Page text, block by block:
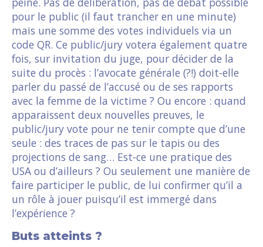
pour le public (il faut trancher en une minute)
mais une somme des votes individuels via un
code QR. Ce public/jury votera également quatre
fois, sur invitation du juge, pour décider de la
suite du procès : l’avocate générale (?!) doit-elle
parler du passé de l’accusé ou de ses rapports
avec la femme de la victime ? Ou encore : quand
apparaissent deux nouvelles preuves, le
public/jury vote pour ne tenir compte que d’une
seule : des traces de pas sur le tapis ou des
projections de sang… Est-ce une pratique des
USA ou d’ailleurs ? Ou seulement une manière de
faire participer le public, de lui confirmer qu’il a
un rôle à jouer puisqu’il est immergé dans
l’expérience ?
Buts atteints ?